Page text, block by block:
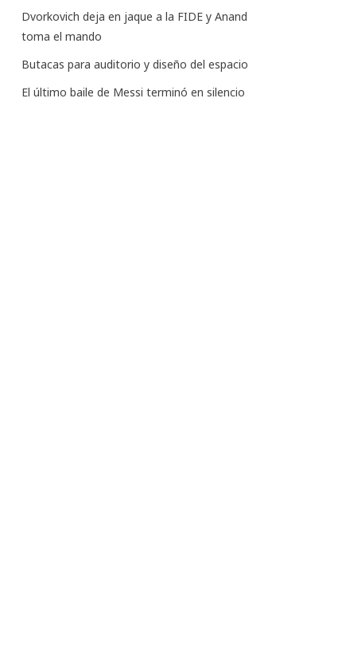
Dvorkovich deja en jaque a la FIDE y Anand
toma el mando
Butacas para auditorio y diseño del espacio
El último baile de Messi terminó en silencio